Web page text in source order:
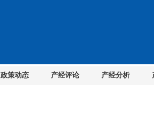
政策动态 产经评论 产经分析